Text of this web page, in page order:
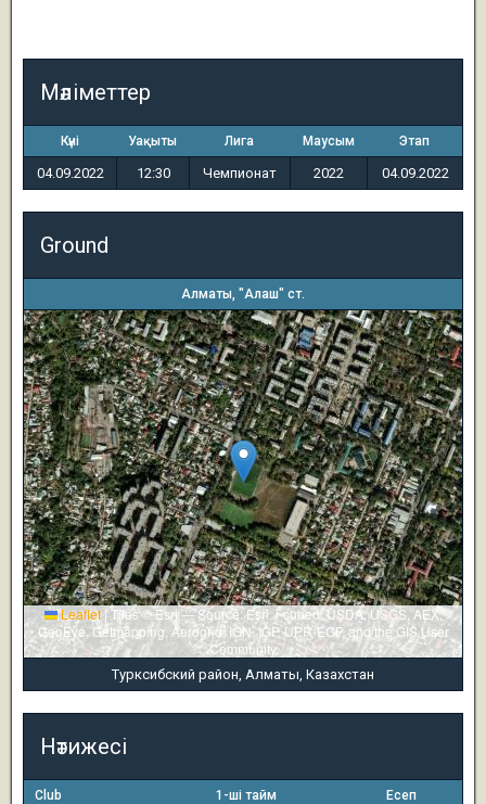
Мәліметтер
Күні Уақыты Лига Маусым Этап
04.09.2022 12:30 Чемпионат 2022 04.09.2022
Ground
Алматы, "Алаш" ст.
Leaflet |Tiles © Esri — Source: Esri, i-cubed, USDA, USGS, AEX,
GeoEye, Getmapping, Aerogrid, IGN, IGP, UPR-EGP, and the GIS User
Community
Турксибский район, Алматы, Казахстан
Нәтижесі
Club 1-ші тайм Есеп